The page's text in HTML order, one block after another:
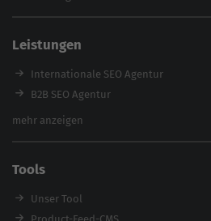
Referenzen
E-Books
Magazin
Leistungen
Internationale SEO Agentur
B2B SEO Agentur
Inhouse SEO Agentur
Enterprise SEO Agentur
Workshops
mehr anzeigen
Tools
Unser Tool